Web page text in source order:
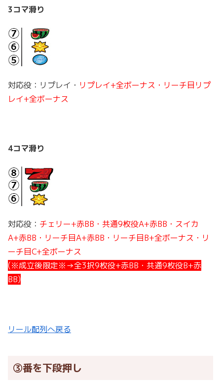
3コマ滑り
対応役：リプレイ・ リプレイ+全ボーナス・リーチ目リプ
レイ+全ボーナス
4コマ滑り
対応役： チェリー+赤BB・共通9枚役A+赤BB・スイカ
A+赤BB・リーチ目A+赤BB・リーチ目B+全ボーナス・リ
ーチ目C+全ボーナス
(※成立後限定※→全3択9枚役+赤BB・共通9枚役B+赤
BB)
リール配列へ戻る
③番を下段押し